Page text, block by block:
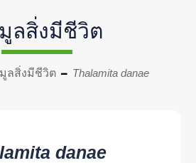
ลสิ่งมีชีวิต
ลสิ่งมีชีวิต Thalamita danae
danae